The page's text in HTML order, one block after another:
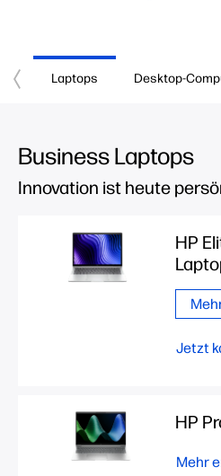
Laptops Desktop-
Business Laptops
Innovation ist heute
HP
Jetzt
HP
Mehr